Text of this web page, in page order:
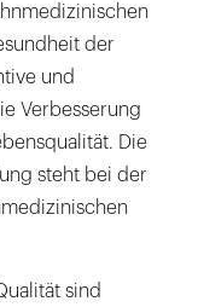
der
und
Verbesserung
Die
steht bei der
sind